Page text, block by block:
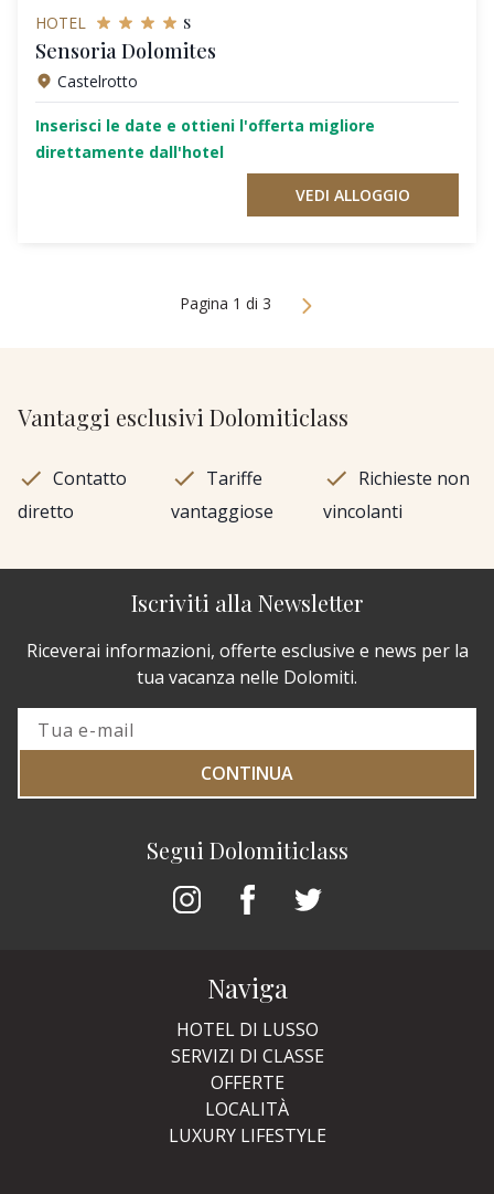
HOTEL s
Sensoria Dolomites
Castelrotto
Inserisci le date e ottieni l'offerta migliore
direttamente dall'hotel
VEDI ALLOGGIO
Pagina 1 di 3
Vantaggi esclusivi Dolomiticlass
Contatto
diretto
Tariffe
vantaggiose
Richieste non
vincolanti
Segui Dolomiticlass
Iscriviti alla Newsletter
Riceverai informazioni, offerte esclusive e news per la
tua vacanza nelle Dolomiti.
CONTINUA
Naviga
HOTEL DI LUSSO
SERVIZI DI CLASSE
OFFERTE
LOCALITÀ
LUXURY LIFESTYLE